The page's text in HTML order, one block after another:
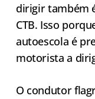
dirigir também
CTB. Isso
autoescola é
motorista a
O condutor